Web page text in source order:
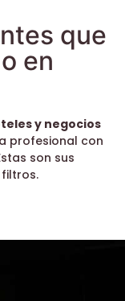
que
en
y negocios
profesional con
son sus